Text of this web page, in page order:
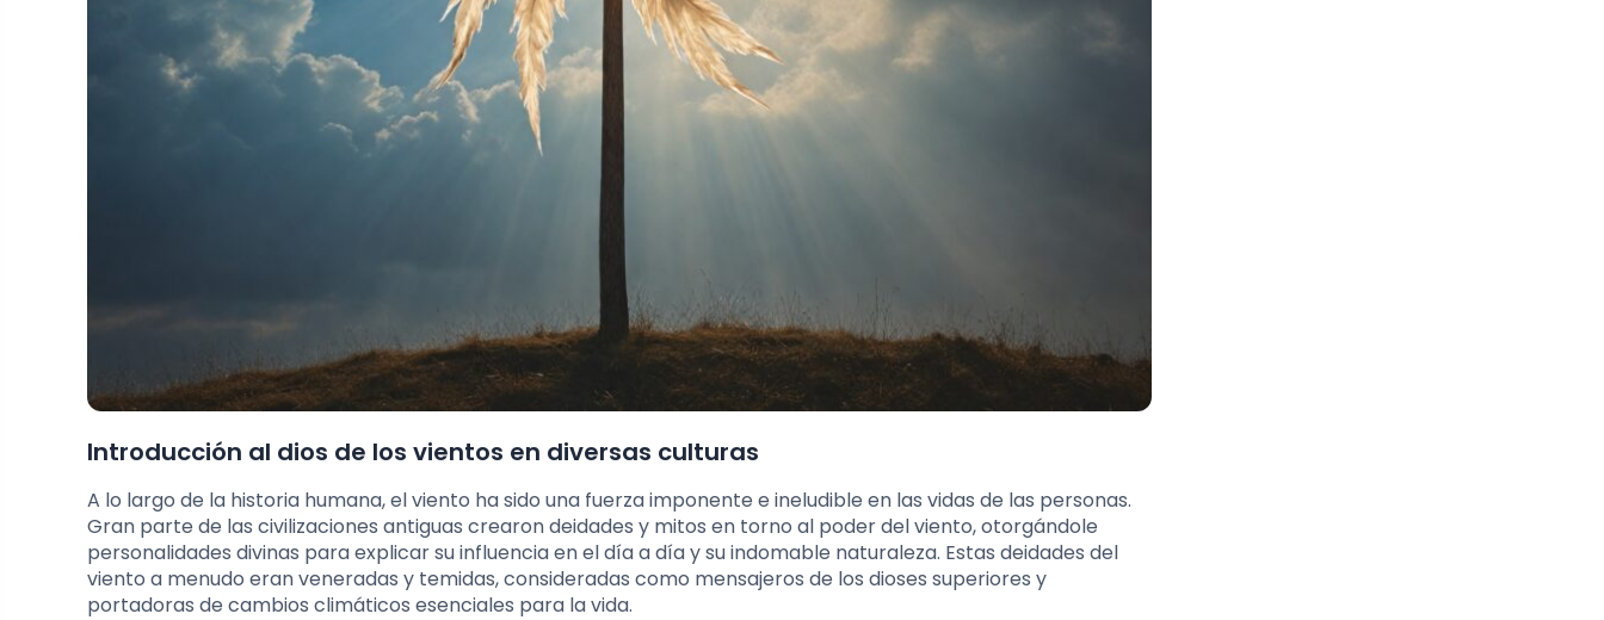
Introducción al dios de los vientos en diversas culturas
A lo largo de la historia humana, el viento ha sido una fuerza imponente e ineludible en las vidas de las personas.
Gran parte de las civilizaciones antiguas crearon deidades y mitos en torno al poder del viento, otorgándole
personalidades divinas para explicar su influencia en el día a día y su indomable naturaleza. Estas deidades del
viento a menudo eran veneradas y temidas, consideradas como mensajeros de los dioses superiores y
portadoras de cambios climáticos esenciales para la vida.